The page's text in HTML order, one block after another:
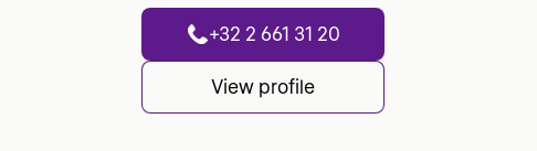
+32 2 661 31 20
View profile